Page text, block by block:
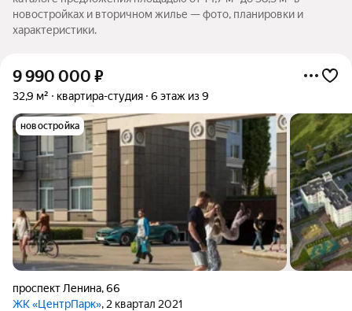
новостройках и вторичном жилье — фото, планировки и
характеристики.
9 990 000 ₽
32,9 м² квартира-студия 6 этаж из 9
новостройка
проспект Ленина,66
ЖК «ЦентрПарк», 2 квартал 2021